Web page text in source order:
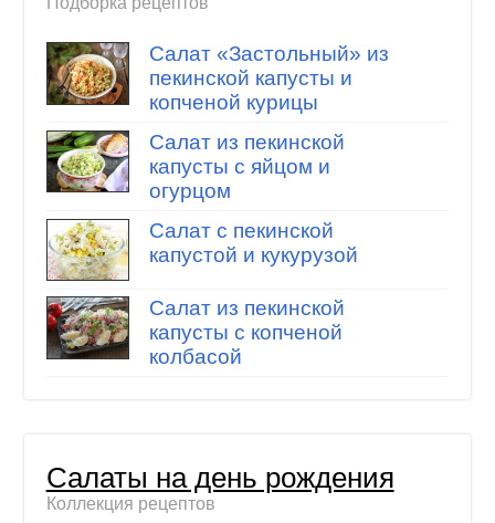
Салат «Застольный» из
пекинской капусты и
копченой курицы
Салат из пекинской
капусты с яйцом и
огурцом
Салат с пекинской
капустой и кукурузой
Салат из пекинской
капусты с копченой
колбасой
Салаты на день рождения
Коллекция рецептов